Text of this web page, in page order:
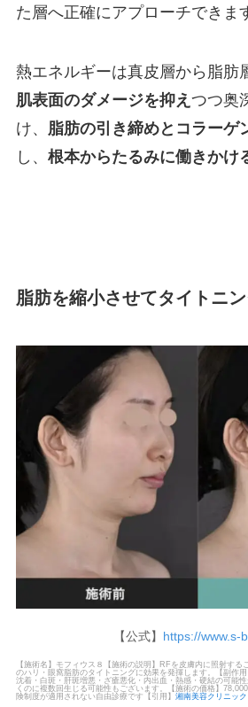
た層へ正確にアプローチできま
熱エネルギーは真皮層から脂肪
肌表面のダメージを抑え つつ奥
け、 脂肪の引き締めとコラーゲ
し、 根本からたるみに働きかけ
脂肪を縮小させてタイトニ
【公式】 https://www.s-
【施術名】モフィウス８【施術の説明】RFを皮膚内に照射す
のハリ・眼窩脂肪のタイトニングに効果を発揮します。【副作
沈着・白斑・肝斑増悪・ざ瘡悪化・内出血・熱感・硬結の可能
くのに複数回生じる可能性もございます。【施術の価格】
険制度が適用されない自由診療です【引用】 湘南美容クリニック